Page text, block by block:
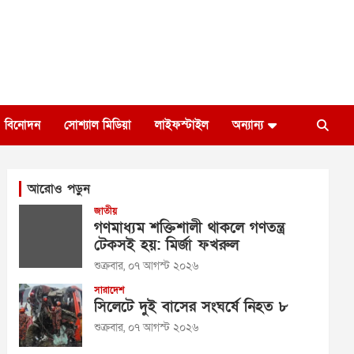
বিনোদন সোশ্যাল মিডিয়া লাইফস্টাইল অন্যান্য
আরোও পড়ুন
জাতীয়
গণমাধ্যম শক্তিশালী থাকলে গণতন্ত্র
টেকসই হয়: মির্জা ফখরুল
শুক্রবার, ০৭ আগস্ট ২০২৬
সারাদেশ
সিলেটে দুই বাসের সংঘর্ষে নিহত ৮
শুক্রবার, ০৭ আগস্ট ২০২৬